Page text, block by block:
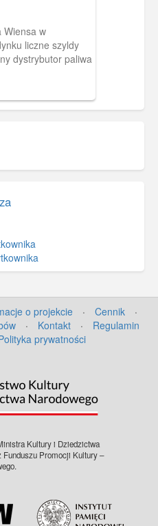
stojący niegdyś
Wiensa w
liczne szyldy
dystrybutor paliwa
o projekcie · Cennik
·
· Kontakt ·
Regulamin
prywatności
Kultury i Dziedzictwa
Funduszu Promocji Kultury –